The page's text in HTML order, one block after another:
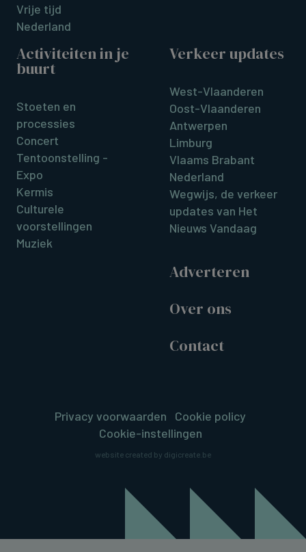
Vrije tijd
Nederland
Activiteiten in je
buurt
Stoeten en
processies
Concert
Tentoonstelling -
Expo
Kermis
Culturele
voorstellingen
Muziek
Verkeer updates
West-Vlaanderen
Oost-Vlaanderen
Antwerpen
Limburg
Vlaams Brabant
Nederland
Wegwijs, de verkeer
updates van Het
Nieuws Vandaag
Adverteren
Over ons
Contact
Privacy voorwaarden
Cookie policy
Cookie-instellingen
website created by digicreate.be